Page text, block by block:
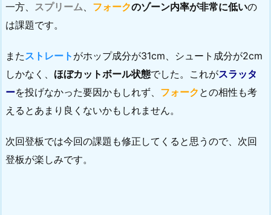
一方、 スプリーム、 フォークのゾーン内率が非常に低いの
は課題です。
またストレート がホップ成分が31cm、シュート成分が2cm
しかなく、 ほぼカットボール状態でした。これがスラッタ
ーを投げなかった要因かもしれず、 フォーク との相性も考
えるとあまり良くないかもしれません。
次回登板では今回の課題も修正してくると思うので、次回
登板が楽しみです。